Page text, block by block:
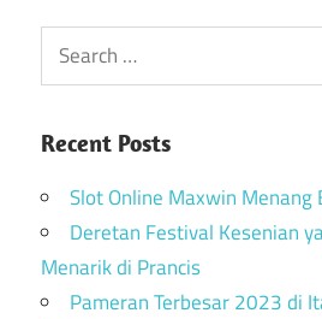
Recent Posts
Slot Online Maxwin Menang
Deretan Festival Kesenian
Menarik di Prancis
Pameran Terbesar 2023 di